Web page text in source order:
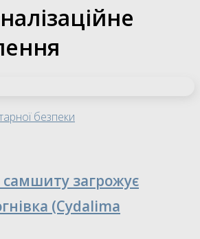
безпеки
загрожує
(Cydalima